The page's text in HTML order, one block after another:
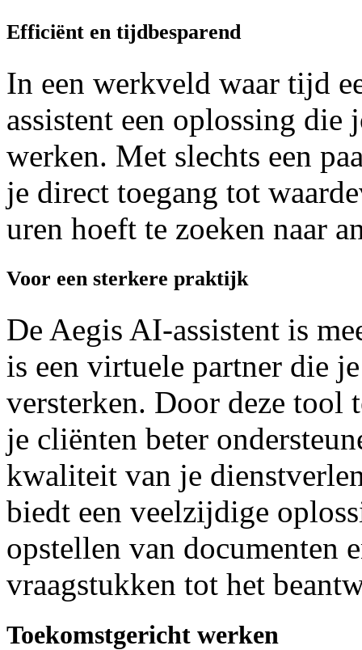
Efficiënt en tijdbesparend
In een werkveld waar tijd
assistent een oplossing
werken. Met slechts een
je direct toegang tot
uren hoeft te zoeken naar
Voor een sterkere praktijk
De Aegis AI-assistent is
is een virtuele partner die
versterken. Door deze tool
je cliënten beter
kwaliteit van je
biedt een veelzijdige
opstellen van documenten
vraagstukken tot het
Toekomstgericht werken